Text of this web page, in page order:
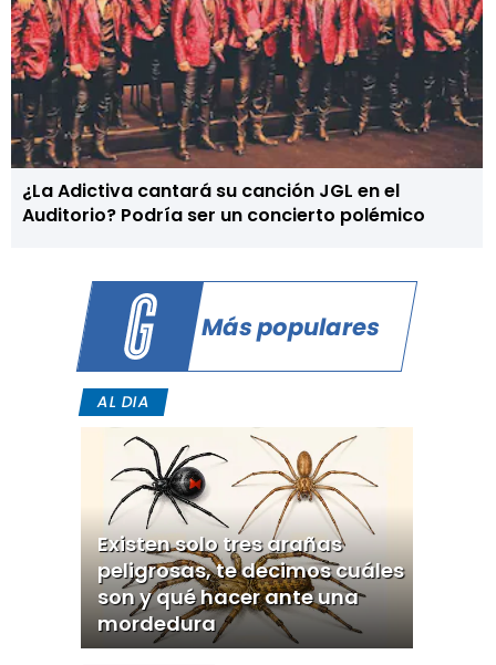
¿La Adictiva cantará su canción JGL en el
Auditorio? Podría ser un concierto polémico
Más populares
AL DIA
Existen solo tres arañas
peligrosas, te decimos cuáles
son y qué hacer ante una
mordedura